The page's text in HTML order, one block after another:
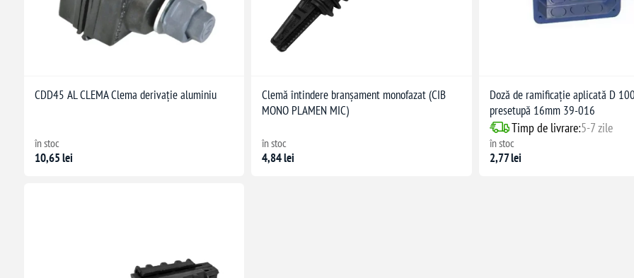
CDD45 AL CLEMA Clema derivație aluminiu
în stoc
10,65 lei
Clemă întindere branșament monofazat (CIB
MONO PLAMEN MIC)
în stoc
4,84 lei
Doză de ramificație aplicată D
presetupă 16mm 39-016
Timp de livrare:5-7 zile
în stoc
2,77 lei